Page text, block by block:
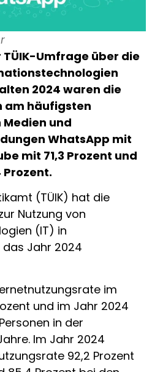
Umfrage über die
2024 waren die
am häufigsten
und
WhatsApp mit
mit 71,3 Prozent und
(TÜIK) hat die
Nutzung von
(IT) in
Jahr 2024
im
und im Jahr 2024
in der
Im Jahr 2024
92,2 Prozent